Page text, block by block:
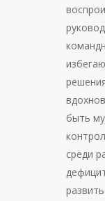
быть
среди